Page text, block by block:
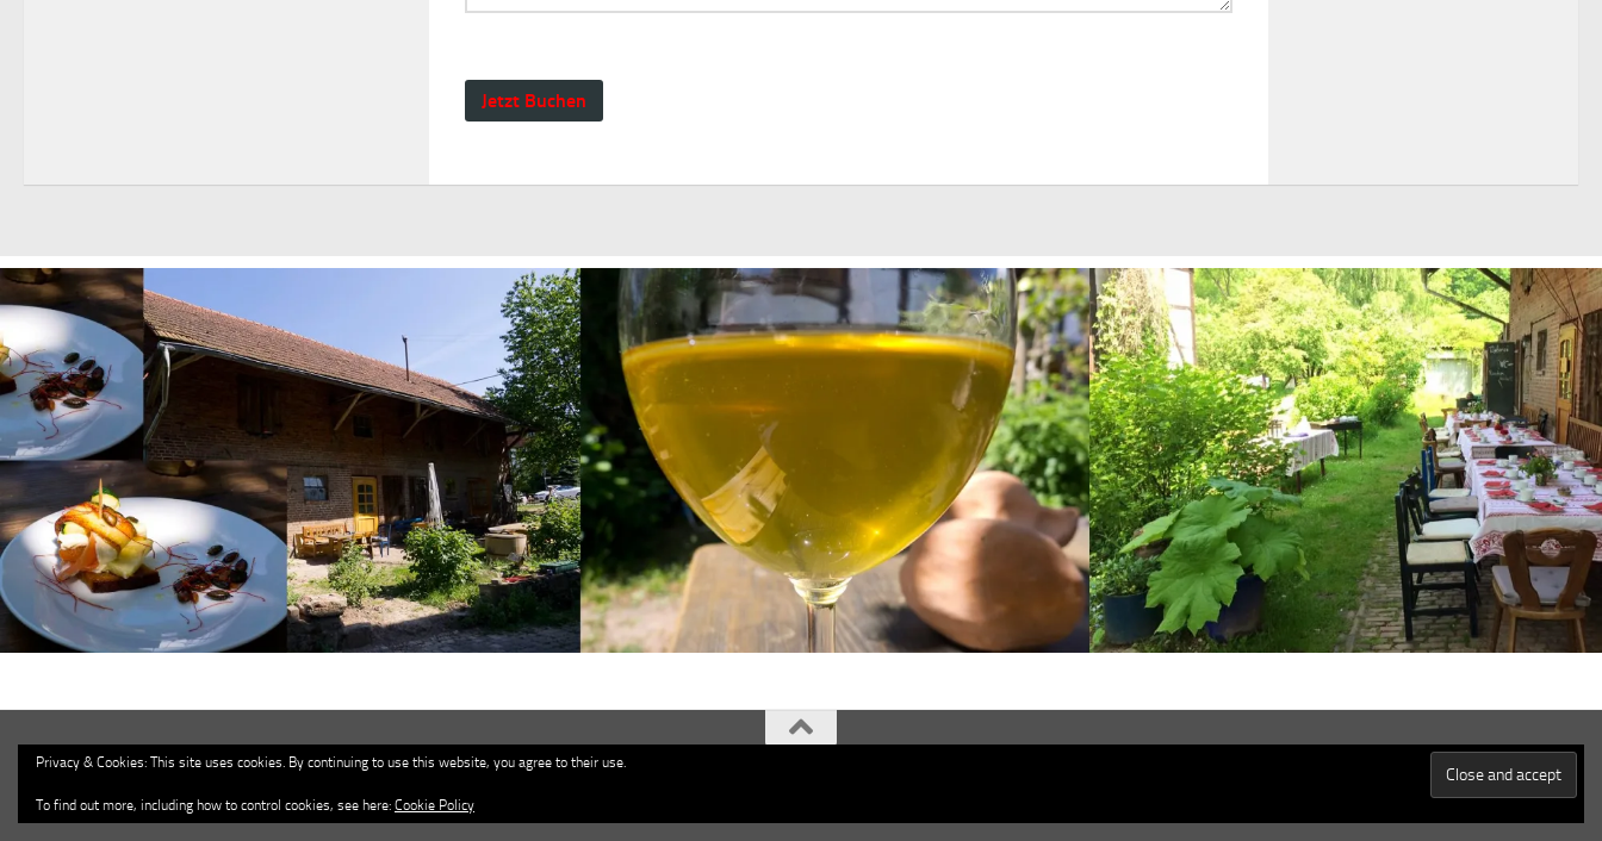
Obstweinschänke Vierbach © 2026. Alle Rechte vorbehalten.
Privacy & Cookies: This site uses cookies. By continuing to use this website, you agree to their use.
To find out more, including how to control cookies, see here: Cookie Policy